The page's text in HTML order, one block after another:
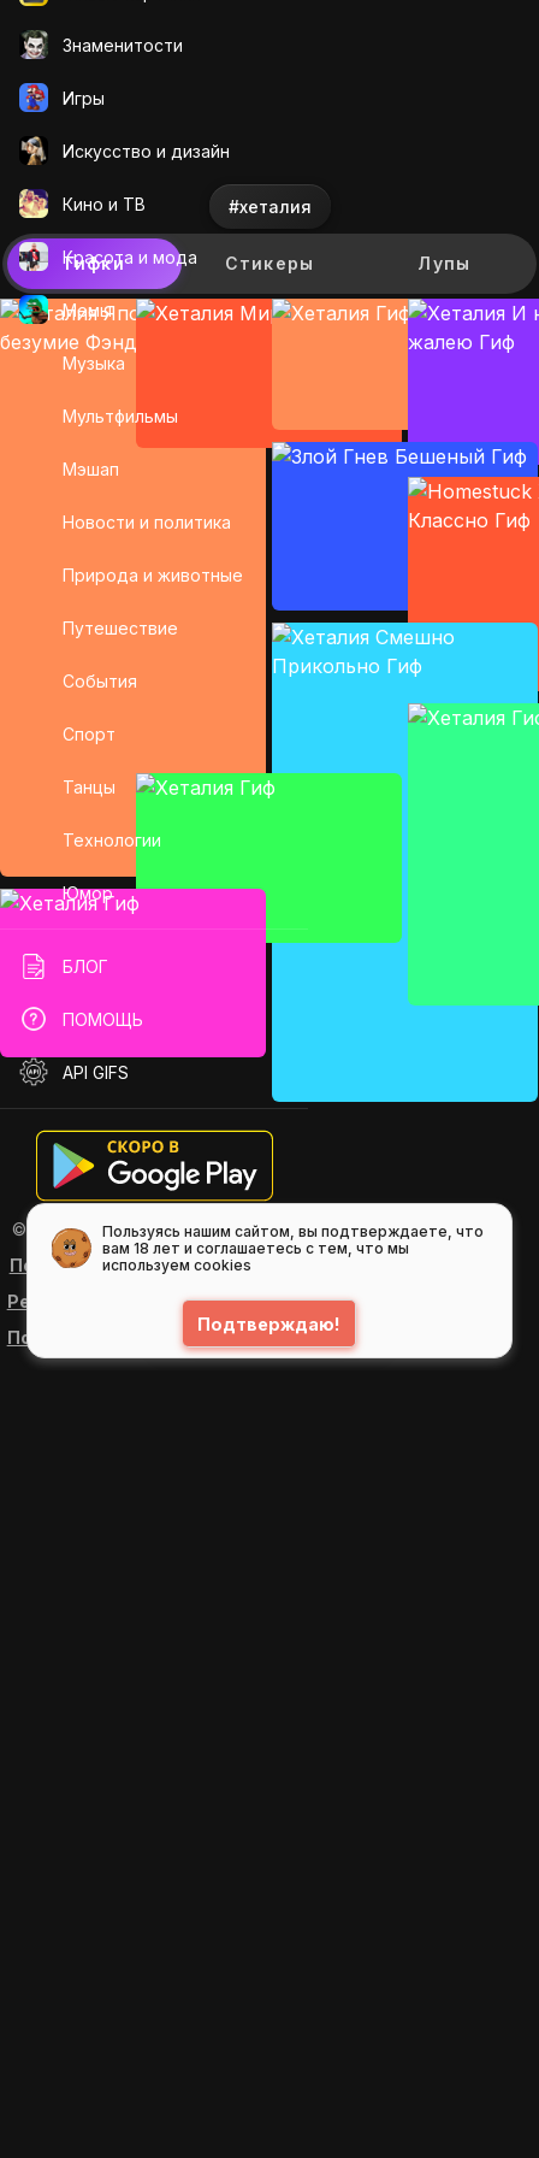
Знаменитости
Игры
Искусcтво и дизайн
Кино и ТВ
Красота и мода
Мемы
Музыка
Мультфильмы
Мэшап
Новости и политика
Природа и животные
Путешествие
События
Спорт
Танцы
Технологии
Юмор
БЛОГ
ПОМОЩЬ
API GIFS
© 2026GIFS ( gifs.ru , гифки.рф )
Пользовательское соглашение
Рекомендательные технологии
Политика конфиденциальности
#хеталия
Гифки Стикеры Лупы
Пользуясь нашим сайтом, вы подтверждаете, что
вам 18 лет и соглашаетесь с тем, что мы
используем cookies
Подтверждаю!